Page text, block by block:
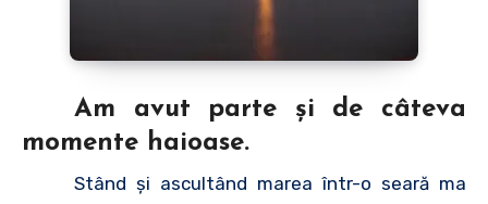
Am avut parte şi de câteva
momente haioase.
Stând şi ascultând marea într-o seară ma